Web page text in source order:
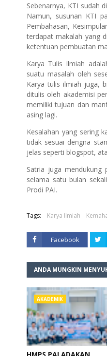
Sebenarnya, KTI sudah
Namun, susunan KTI
Pembahasan,
terdapat makalah yang
ketentuan pembuatan
Karya Tulis Ilmiah
suatu masalah oleh
Karya tulis ilmiah juga,
ditulis oleh akademisi
memiliki tujuan dan
asing lagi.
Kesalahan yang sering
tidak sesuai dengna
jelas seperti blogspot,
Satria juga mendukung
selama satu bulan
Prodi PAI.
Tags: Karya Ilmiah
Facebook
ANDA MUNGKIN
AKADEMIK